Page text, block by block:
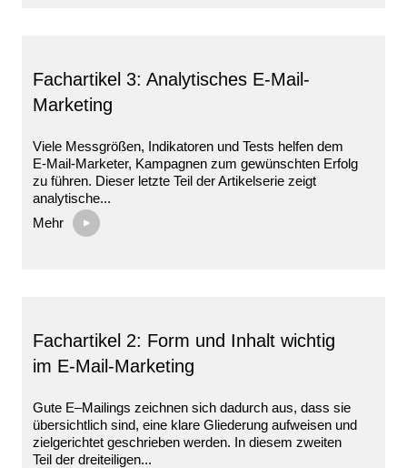
Fachartikel 3: Analytisches E-Mail-
Marketing
Viele Messgrößen, Indikatoren und Tests helfen dem
E-Mail-Marketer, Kampagnen zum gewünschten Erfolg
zu führen. Dieser letzte Teil der Artikelserie zeigt
analytische...
Mehr
Fachartikel 2: Form und Inhalt wichtig
im E-Mail-Marketing
Gute E–Mailings zeichnen sich dadurch aus, dass sie
übersichtlich sind, eine klare Gliederung aufweisen und
zielgerichtet geschrieben werden. In diesem zweiten
Teil der dreiteiligen...